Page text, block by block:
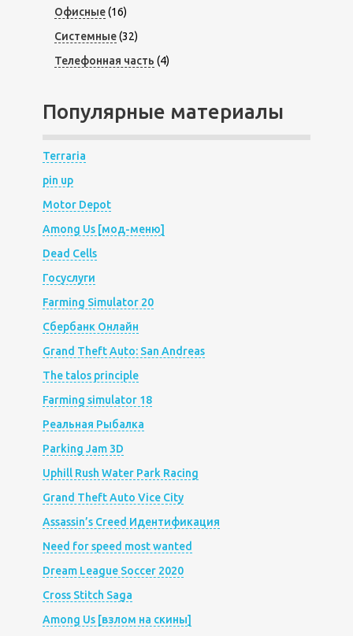
Офисные(16)
Системные(32)
Телефонная часть (4)
Популярные материалы
Terraria
pin up
Motor Depot
Among Us [мод-меню]
Dead Cells
Госуслуги
Farming Simulator 20
Сбербанк Онлайн
Grand Theft Auto: San Andreas
The talos principle
Farming simulator 18
Реальная Рыбалка
Parking Jam 3D
Uphill Rush Water Park Racing
Grand Theft Auto Vice City
Assassin’s Creed Идентификация
Need for speed most wanted
Dream League Soccer 2020
Cross Stitch Saga
Among Us [взлом на скины]